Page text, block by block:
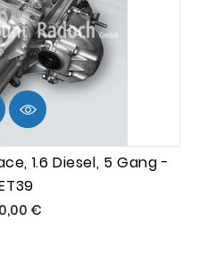
1.6 Diesel, 5 Gang -
€